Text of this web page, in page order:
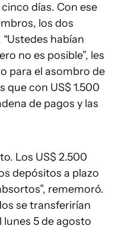
días. Con ese
los dos
habían
no es posible”, les
para el asombro de
que con US$ 1.500
de pagos y las
Los US$ 2.500
depósitos a plazo
rememoró.
se transferirían
lunes 5 de agosto